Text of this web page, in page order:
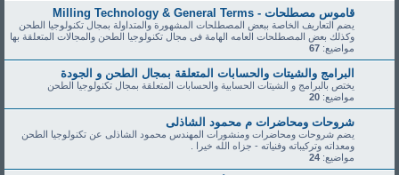
قاموس مصطلحات - Milling Technology & General Terms
يضم التعاريف الخاصة ببعض المصطلحات المشهورة والمتداولة بمجال تكنولوجيا الطحن
وكذلك بعض المصطلحات العامه الهامة فى مجال تكنولوجيا الطحن والمجالات المتعلقة بها
مواضيع: 67
البرامج والشيتات والحسابات المتعلقة بمجال الطحن و الجودة
يختص بالبرامج و الشيتات الحسابية والحسابات المتعلقة بمجال تكنولوجيا الطحن
مواضيع: 20
شروحات ومحاضرات م محمود الشاذلى
يضم شروحات ومحاضرات ومنشورات المهندس محمود الشاذلى عن تكنولوجيا الطحن
ومعداته وتركيباته وفنياته - جزاه الله خيرا .
مواضيع: 24